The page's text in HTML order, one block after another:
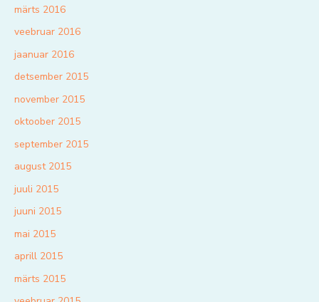
märts 2016
veebruar 2016
jaanuar 2016
detsember 2015
november 2015
oktoober 2015
september 2015
august 2015
juuli 2015
juuni 2015
mai 2015
aprill 2015
märts 2015